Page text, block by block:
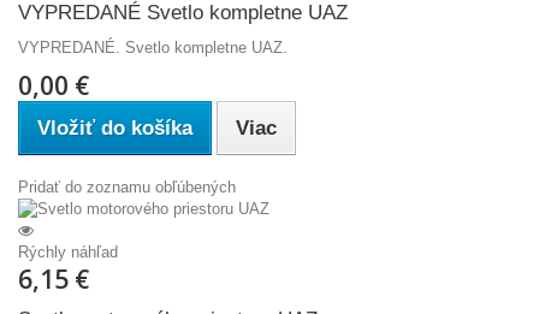
VYPREDANÉ Svetlo kompletne UAZ
VYPREDANÉ. Svetlo kompletne UAZ.
0,00 €
Vložiť do košíka Viac
Pridať do zoznamu obľúbených
Rýchly náhľad
6,15 €